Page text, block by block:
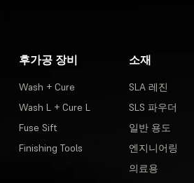
후가공 장비
Wash + Cure
Wash L + Cure L
Fuse Sift
Finishing Tools
소재
SLA 레진
SLS 파우더
일반 용도
엔지니어링
의료용